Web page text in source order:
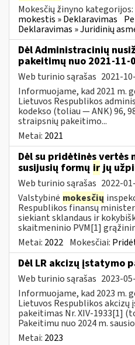
Mokesčių žinyno kategorijos:
mokestis » Deklaravimas
Deklaravimas » Juridinių
Dėl Administracinių
pakeitimų nuo 2021-11-
Web turinio sąrašas 2021-
Informuojame, kad 2021 m.
Lietuvos Respublikos
kodekso (toliau — ANK) 96,
straipsnių pakeitimo...
Metai: 2021
Dėl su pridėtinės vertės
susijusių formų irjų
Web turinio sąrašas 2022-
Valstybinė mokesčių
Respublikos finansų
siekiant sklandaus ir
skaitmeninio PVM[1]
Metai: 2022 Mokesčiai:
Dėl LR akcizų įstatymo
Web turinio sąrašas 2023-
Informuojame, kad 2023 m.
Lietuvos Respublikos
pakeitimas Nr. XIV-1933[1]
Pakeitimu nuo 2024 m. sausio
Metai: 2023